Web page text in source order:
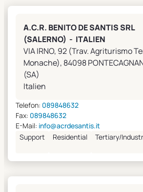
A.C.R. BENITO DE SANTIS SRL
(SALERNO) - ITALIEN
VIA IRNO, 92 (Trav. Agriturismo
Monache), 84098
(SA)
Italien
Telefon: 089848632
Fax: 089848632
E-Mail: info@acrdesantis.it
Support
Residential Tertiary/